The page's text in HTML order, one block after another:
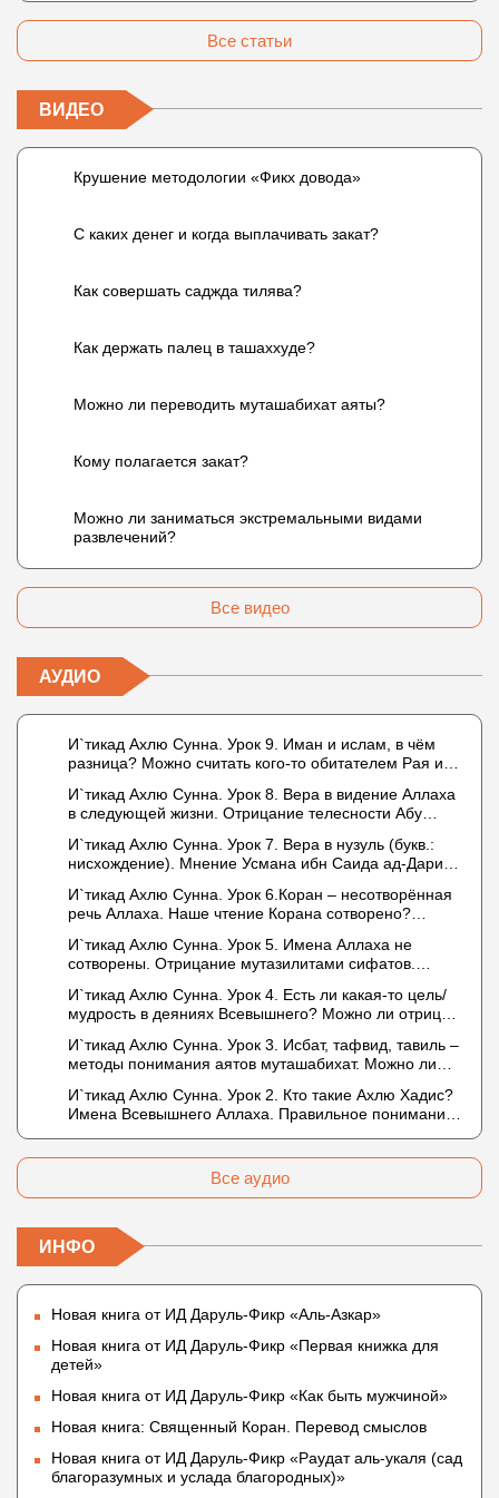
Все статьи
ВИДЕО
Крушение методологии «Фикх довода»
С каких денег и когда выплачивать закат?
Как совершать саджда тилява?
Как держать палец в ташаххуде?
Можно ли переводить муташабихат аяты?
Кому полагается закат?
Можно ли заниматься экстремальными видами
развлечений?
Все видео
АУДИО
И`тикад Ахлю Сунна. Урок 9. Иман и ислам, в чём
разница? Можно считать кого-то обитателем Рая или
И`тикад Ахлю Сунна. Урок 8. Вера в видение Аллаха
в следующей жизни. Отрицание телесности Абу
Усмана ибн Саида ад-Дарими. Иман – это слова,
дела и познание
И`тикад Ахлю Сунна. Урок 7. Вера в нузуль (букв.:
нисхождение). Мнение Усмана ибн Саида ад-Дарими
описывается физическим движением?
И`тикад Ахлю Сунна. Урок 6.Коран – несотворённая
речь Аллаха. Наше чтение Корана сотворено?
И`тикад Ахлю Сунна. Урок 5. Имена Аллаха не
сотворены. Отрицание мутазилитами сифатов.
И`тикад Ахлю Сунна. Урок 4. Есть ли какая-то цель/
мудрость в деяниях Всевышнего? Можно ли отрицать
не пришло в Коране и Сунне? Концепция ибн
Таймийи
И`тикад Ахлю Сунна. Урок 3. Исбат, тафвид, тавиль –
методы понимания аятов муташабихат. Можно ли
Что означает утверждение сифата «биля кейфа»
(без образа)?
И`тикад Ахлю Сунна. Урок 2. Кто такие Ахлю Хадис?
Имена Всевышнего Аллаха. Правильное понимание
Все аудио
ИНФО
Новая книга от ИД Даруль-Фикр «Аль-Азкар»
Новая книга от ИД Даруль-Фикр «Первая книжка для
детей»
Новая книга от ИД Даруль-Фикр «Как быть мужчиной»
Новая книга: Священный Коран. Перевод смыслов
Новая книга от ИД Даруль-Фикр «Раудат аль-укаля (cад
благоразумных и услада благородных)»